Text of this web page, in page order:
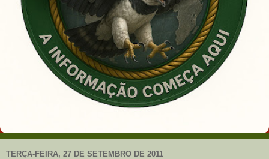
TERÇA-FEIRA, 27 DE SETEMBRO DE 2011